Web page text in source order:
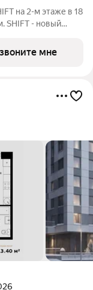
на 2-м этаже в 18
SHIFT - новый
особенность
мне